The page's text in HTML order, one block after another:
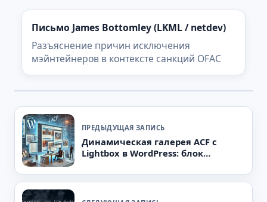
Письмо James Bottomley (LKML / netdev)
Разъяснение причин исключения
мэйнтейнеров в контексте санкций OFAC
ПРЕДЫДУЩАЯ ЗАПИСЬ
Динамическая галерея ACF с
Lightbox в WordPress: блок